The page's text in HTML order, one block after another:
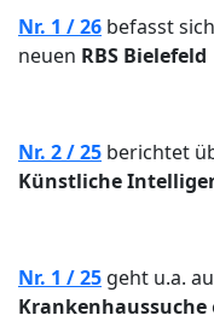
Nr. 1 / 26 befasst
neuen RBS Bielefeld
Nr. 2 / 25 berichtet
Künstliche
Nr. 1 / 25 geht u.a.
Krankenhaussuche